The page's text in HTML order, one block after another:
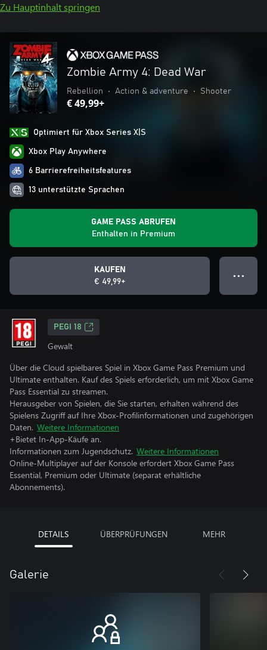
Zu Hauptinhalt springen
Zombie Army 4: Dead War
Rebellion • Action & adventure • Shooter
€ 49,99+
Optimiert für Xbox Series X|S
Xbox Play Anywhere
6 Barrierefreiheitsfeatures
13 unterstützte Sprachen
GAME PASS ABRUFEN
Enthalten in Premium
KAUFEN
€ 49,99+
● ● ●
PEGI 18
Gewalt
Über die Cloud spielbares Spiel in Xbox Game Pass Premium und
Ultimate enthalten. Kauf des Spiels erforderlich, um mit Xbox Game
Pass Essential zu streamen.
Herausgeber von Spielen, die Sie starten, erhalten während des
Spielens Zugriff auf Ihre Xbox-Profilinformationen und zugehörigen
Daten. Weitere Informationen
+Bietet In-App-Käufe an.
Informationen zum Jugendschutz. Weitere Informationen
Online-Multiplayer auf der Konsole erfordert Xbox Game Pass
Essential, Premium oder Ultimate (separat erhältliche
Abonnements).
DETAILS ÜBERPRÜFUNGEN MEHR
Galerie